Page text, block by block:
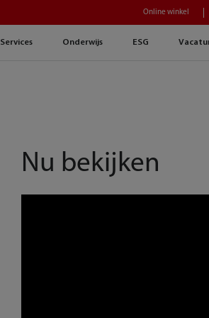
Services Onderwijs ESG
Online winkel
Nu bekijken